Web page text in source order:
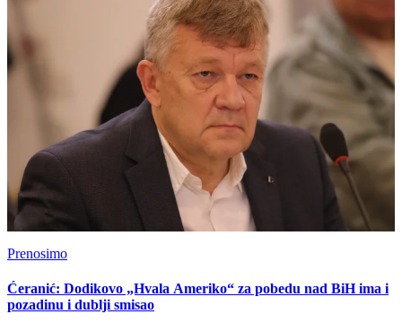
Prenosimo
Ćeranić: Dodikovo „Hvala Ameriko“ za pobedu nad BiH ima i
pozadinu i dublji smisao